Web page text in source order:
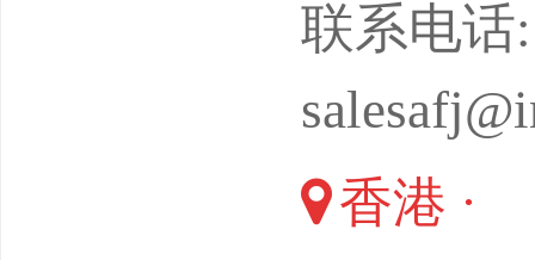
称
和配饰
一站式
联系电话
香港 ·